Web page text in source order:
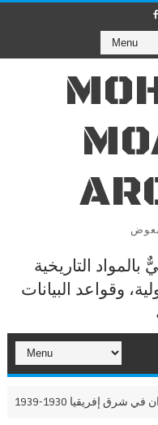
التاريخية
وقواعد البيانات
في شرق إفريقيا 1930-1939